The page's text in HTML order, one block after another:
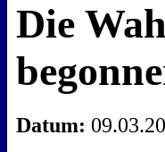
Die
Datum: